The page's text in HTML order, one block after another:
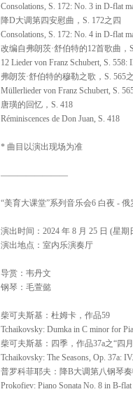
Consolations, S. 172: No. 3 in D-flat
降D大调第四安慰曲，S. 172之四
Consolations, S. 172: No. 4 in D-flat
改编自弗朗茨·舒伯特的12首歌曲，
12 Lieder von Franz Schubert, S. 558:
弗朗茨·舒伯特的穆勒之歌，S. 565
Müllerlieder von Franz Schubert, S.
唐璜的回忆，S. 418
Réminiscences de Don Juan, S. 418
* 曲目以演出现场为准
————————
“美育大课堂”系列音乐会6 白夜 -
演出时间：2024 年 8 月 25 日 (星期
演出地点：室内乐演奏厅
导赏：韦丹文
钢琴：毛萱懿
柴可夫斯基：杜姆卡，作品59
Tchaikovsky: Dumka in C minor for
柴可夫斯基：四季，作品37a之“四
Tchaikovsky: The Seasons, Op. 37a:
普罗科菲耶夫：降B大调第八钢琴
Prokofiev: Piano Sonata No. 8 in B-